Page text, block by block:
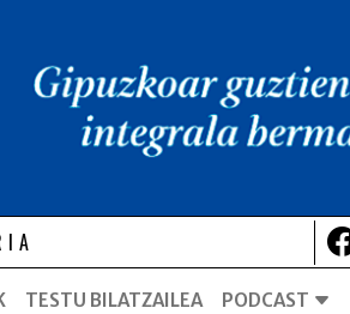
TESTU BILATZAILEA PODCAST